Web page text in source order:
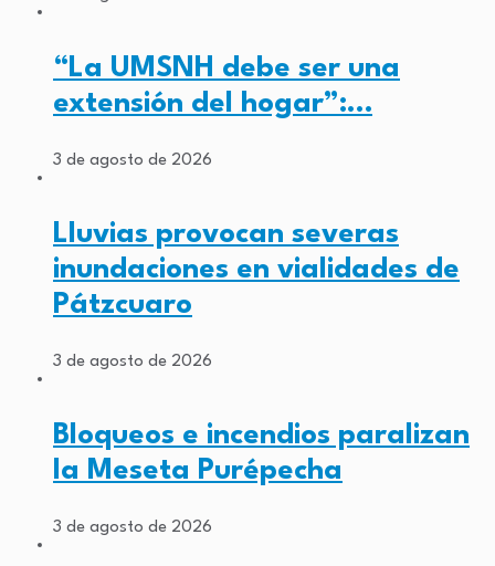
“La UMSNH debe ser una
extensión del hogar”:…
3 de agosto de 2026
Lluvias provocan severas
inundaciones en vialidades de
Pátzcuaro
3 de agosto de 2026
Bloqueos e incendios paralizan
la Meseta Purépecha
3 de agosto de 2026